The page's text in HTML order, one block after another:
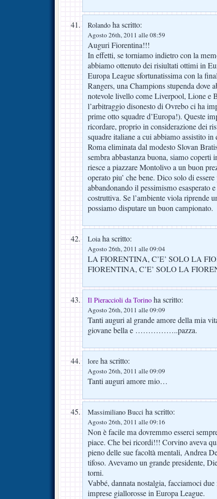
Rolando ha scritto:
Agosto 26th, 2011 alle 08:59
Auguri Fiorentina!!!
In effetti, se torniamo indietro con la
abbiamo ottenuto dei risiultati ottimi in
Europa League sfortunatissima con la
Rangers, una Champions stupenda dove
notevole livello come Liverpool, Lione e
l’arbitraggio disonesto di Ovrebo ci ha
prime otto squadre d’Europa!). Queste
ricordare, proprio in considerazione dei
squadre italiane a cui abbiamo assistito
Roma eliminata dal modesto Slovan
sembra abbastanza buona, siamo coperti
riesce a piazzare Montolivo a un buon
operato piu’ che bene. Dico solo di
abbandonando il pessimismo esasperato
costruttiva. Se l’ambiente viola riprende
possiamo disputare un buon campionato.
Loiaha scritto:
Agosto 26th, 2011 alle 09:04
LA FIORENTINA, C’E’ SOLO LA
FIORENTINA, C’E’ SOLO LA
Il Pieraccioli da Torino ha scritto:
Agosto 26th, 2011 alle 09:09
Tanti auguri al grande amore della mia
giovane bella e ……………..pazza.
lore ha scritto:
Agosto 26th, 2011 alle 09:09
Tanti auguri amore mio…
Massimiliano Bucci ha scritto:
Agosto 26th, 2011 alle 09:16
Non è facile ma dovremmo esserci
piace. Che bei ricordi!!! Corvino aveva
pieno delle sue facoltà mentali, Andrea
tifoso. Avevamo un grande presidente,
torni.
Vabbé, dannata nostalgia, facciamoci due
imprese giallorosse in Europa League.